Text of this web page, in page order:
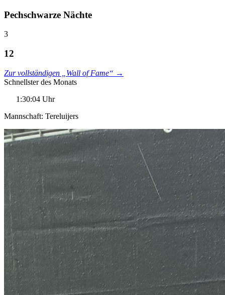
Pechschwarze Nächte
3
12
Zur vollständigen „Wall of Fame“ →
Schnellster des Monats
1:30:04 Uhr
Mannschaft: Tereluijers